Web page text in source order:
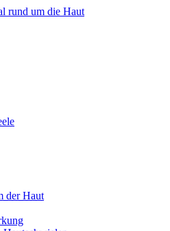
der Haut